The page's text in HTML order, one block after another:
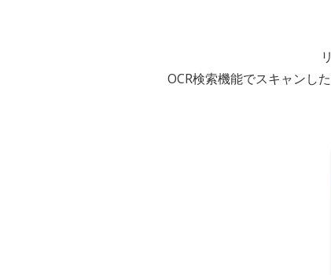
OCR検索機能でスキャンし